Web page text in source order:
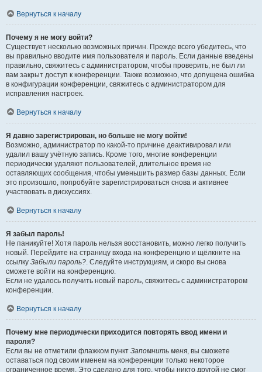
Вернуться к началу
Почему я не могу войти?
Существует несколько возможных причин. Прежде всего убедитесь, что
вы правильно вводите имя пользователя и пароль. Если данные введены
правильно, свяжитесь с администратором, чтобы проверить, не был ли
вам закрыт доступ к конференции. Также возможно, что допущена ошибка
в конфигурации конференции, свяжитесь с администратором для
исправления настроек.
Вернуться к началу
Я давно зарегистрирован, но больше не могу войти!
Возможно, администратор по какой-то причине деактивировал или
удалил вашу учётную запись. Кроме того, многие конференции
периодически удаляют пользователей, длительное время не
оставляющих сообщения, чтобы уменьшить размер базы данных. Если
это произошло, попробуйте зарегистрироваться снова и активнее
участвовать в дискуссиях.
Вернуться к началу
Я забыл пароль!
Не паникуйте! Хотя пароль нельзя восстановить, можно легко получить
новый. Перейдите на страницу входа на конференцию и щёлкните на
ссылку Забыли пароль?. Следуйте инструкциям, и скоро вы снова
сможете войти на конференцию.
Если не удалось получить новый пароль, свяжитесь с администратором
конференции.
Вернуться к началу
Почему мне периодически приходится повторять ввод имени и
пароля?
Если вы не отметили флажком пункт Запомнить меня, вы сможете
оставаться под своим именем на конференции только некоторое
ограниченное время. Это сделано для того, чтобы никто другой не смог